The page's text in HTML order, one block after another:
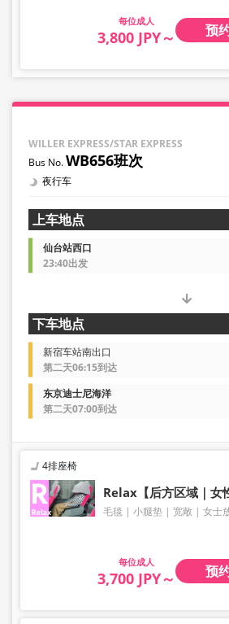
成人
3,800 JPY～ 预
WILLER EXPRESS/STAR EXPRESS
WB656班次
夜行车
上车地点
仙台站西口
23:40出发
下车地点
新宿车站南出口
第二天06:15到达
东京迪士尼海洋
第二天07:00到达
4排座椅
Relax【后方区域｜女
毛毯 小腿垫 宽敞 女士
成人
3,700 JPY～ 预